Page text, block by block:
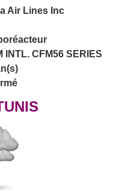
Air Lines Inc
INTL. CFM56 SERIES